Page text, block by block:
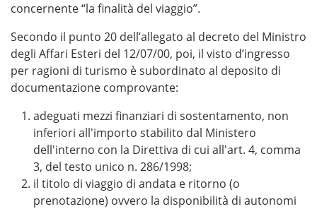
concernente “la finalità del viaggio”.
Secondo il punto 20 dell’allegato al decreto del Ministro
degli Affari Esteri del 12/07/00, poi, il visto d’ingresso
per ragioni di turismo è subordinato al deposito di
documentazione comprovante:
adeguati mezzi finanziari di sostentamento, non
inferiori all'importo stabilito dal Ministero
dell'interno con la Direttiva di cui all'art. 4, comma
3, del testo unico n. 286/1998;
il titolo di viaggio di andata e ritorno (o
prenotazione) ovvero la disponibilità di autonomi